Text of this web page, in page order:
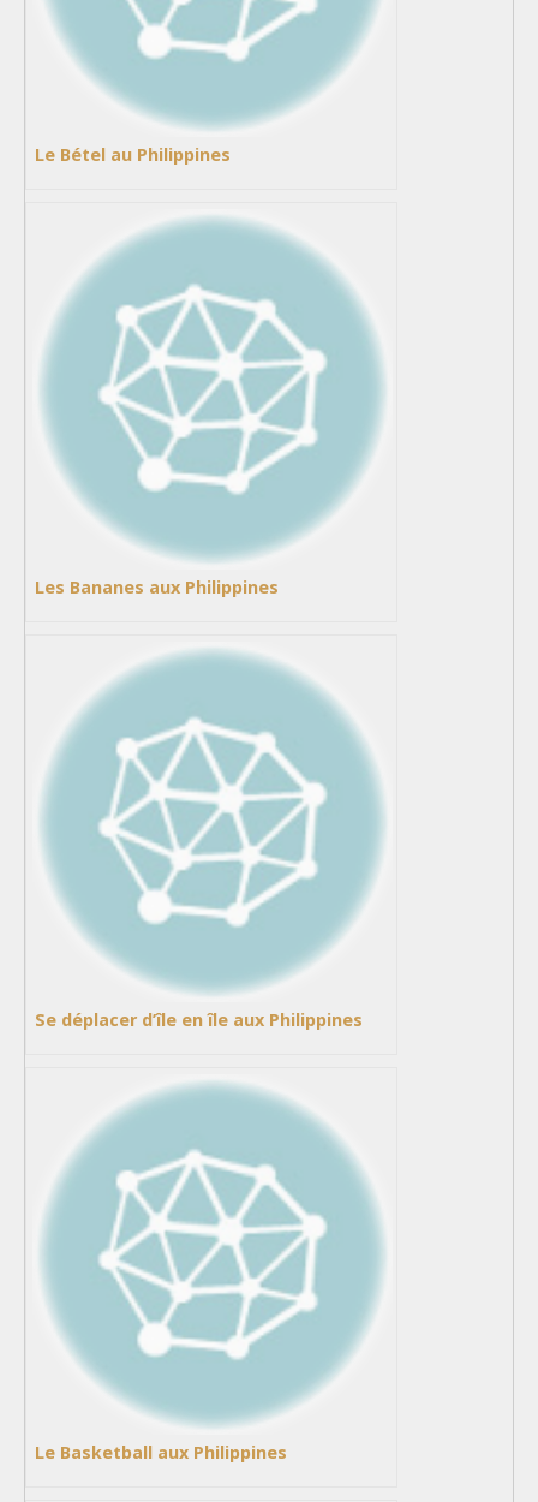
Le Bétel au Philippines
Les Bananes aux Philippines
Se déplacer d’île en île aux Philippines
Le Basketball aux Philippines